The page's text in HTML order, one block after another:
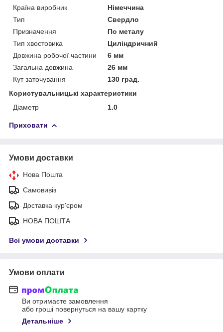
Країна виробник
Німеччина
Тип
Свердло
Призначення
По металу
Тип хвостовика
Циліндричний
Довжина робочої частини
6 мм
Загальна довжина
26 мм
Кут заточування
130 град.
Користувальницькі характеристики
Діаметр
1.0
Приховати
Умови доставки
Нова Пошта
Самовивіз
Доставка кур'єром
НОВА ПОШТА
Всі умови доставки
Умови оплати
Ви отримаєте замовлення
або гроші повернуться на вашу картку
Детальніше